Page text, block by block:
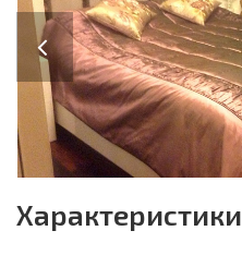
Previous
Характеристики